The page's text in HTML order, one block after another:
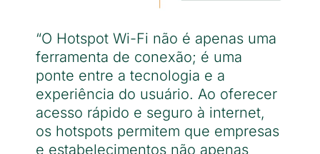
“O Hotspot Wi-Fi não é apenas uma
ferramenta de conexão; é uma
ponte entre a tecnologia e a
experiência do usuário. Ao oferecer
acesso rápido e seguro à internet,
os hotspots permitem que empresas
e estabelecimentos não apenas